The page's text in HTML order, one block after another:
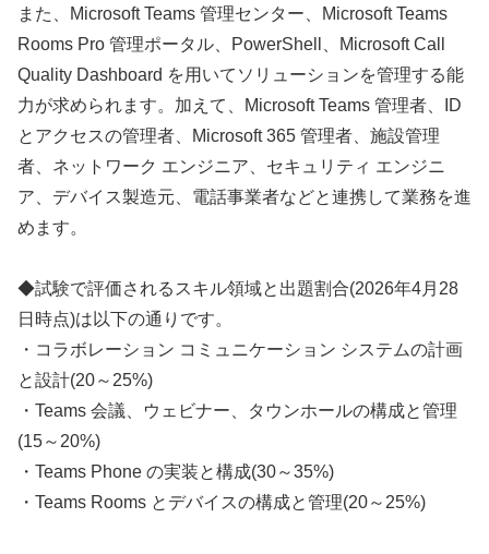
また、Microsoft Teams 管理センター、Microsoft Teams
Rooms Pro 管理ポータル、PowerShell、Microsoft Call
Quality Dashboard を用いてソリューションを管理する能
力が求められます。加えて、Microsoft Teams 管理者、ID
とアクセスの管理者、Microsoft 365 管理者、施設管理
者、ネットワーク エンジニア、セキュリティ エンジニ
ア、デバイス製造元、電話事業者などと連携して業務を進
めます。
◆試験で評価されるスキル領域と出題割合(2026年4月28
日時点)は以下の通りです。
・コラボレーション コミュニケーション システムの計画
と設計(20～25%)
・Teams 会議、ウェビナー、タウンホールの構成と管理
(15～20%)
・Teams Phone の実装と構成(30～35%)
・Teams Rooms とデバイスの構成と管理(20～25%)